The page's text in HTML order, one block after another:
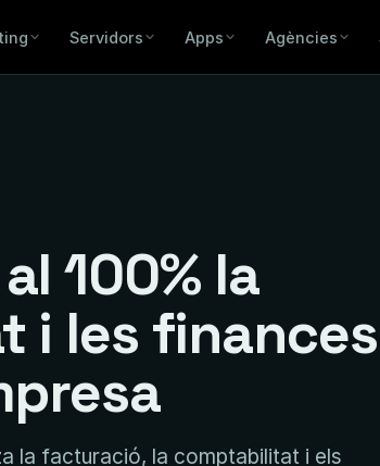
Servidors Apps Agències
100% la
i les finances
la facturació, la comptabilitat i els